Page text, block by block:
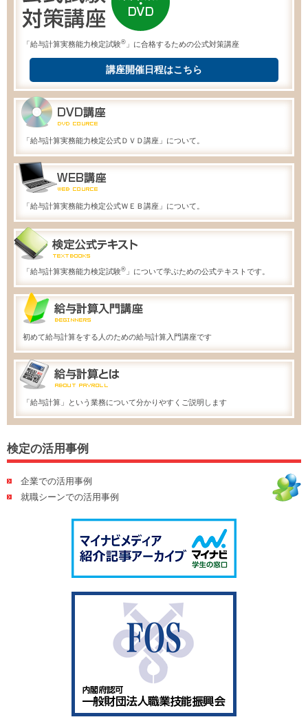
「給与計算実務能力検定試験® 」に合格するための公式対策講座
講座開催日程はこちら
「給与計算実務能力検定公式ＤＶＤ講座」について。
「給与計算実務能力検定公式ＷＥＢ講座」について。
「給与計算実務能力検定試験® 」について学ぶための公式テキストです。
初めて給与計算をする人のための給与計算入門講座です
「給与計算」という業務について分かりやすくご説明します
検定の活用事例
企業での活用事例
就職シーンでの活用事例